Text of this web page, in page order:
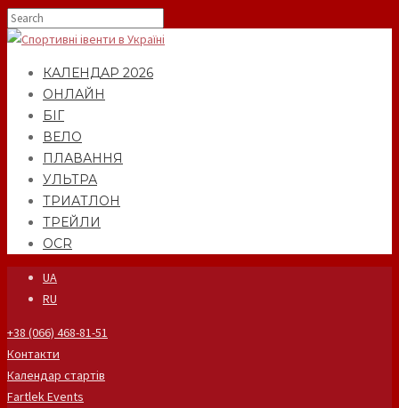
КАЛЕНДАР 2026
ОНЛАЙН
БІГ
ВЕЛО
ПЛАВАННЯ
УЛЬТРА
ТРИАТЛОН
ТРЕЙЛИ
OCR
UA
RU
+38 (066) 468-81-51
Контакти
Календар стартів
Fartlek Events